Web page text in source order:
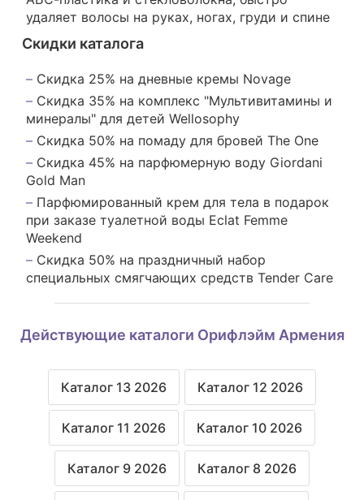
удаляет волосы на руках, ногах, груди и спине
Скидки каталога
Скидка 25% на дневные кремы Novage
Скидка 35% на комплекс "Мультивитамины и
минералы" для детей Wellosophy
Скидка 50% на помаду для бровей The One
Скидка 45% на парфюмерную воду Giordani
Gold Man
Парфюмированный крем для тела в подарок
при заказе туалетной воды Eclat Femme
Weekend
Скидка 50% на праздничный набор
специальных смягчающих средств Tender Care
Действующие каталоги Орифлэйм Армения
Каталог 13 2026 Каталог 12 2026
Каталог 11 2026 Каталог 10 2026
Каталог 9 2026 Каталог 8 2026